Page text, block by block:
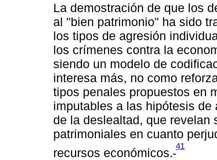
La demostración de que los
al "bien patrimonio" ha sido
los tipos de agresión
los crímenes contra la
siendo un modelo de
interesa más, no como
tipos penales propuestos en
imputables a las hipótesis
de la deslealtad, que revelan
patrimoniales en cuanto
recursos económicos.
41